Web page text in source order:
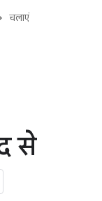
चलाएं
से